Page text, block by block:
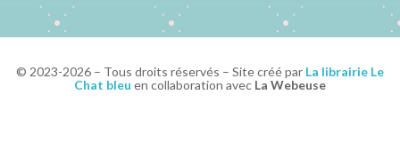
© 2023-2026 – Tous droits réservés – Site créé par La librairie Le
Chat bleu en collaboration avec La Webeuse